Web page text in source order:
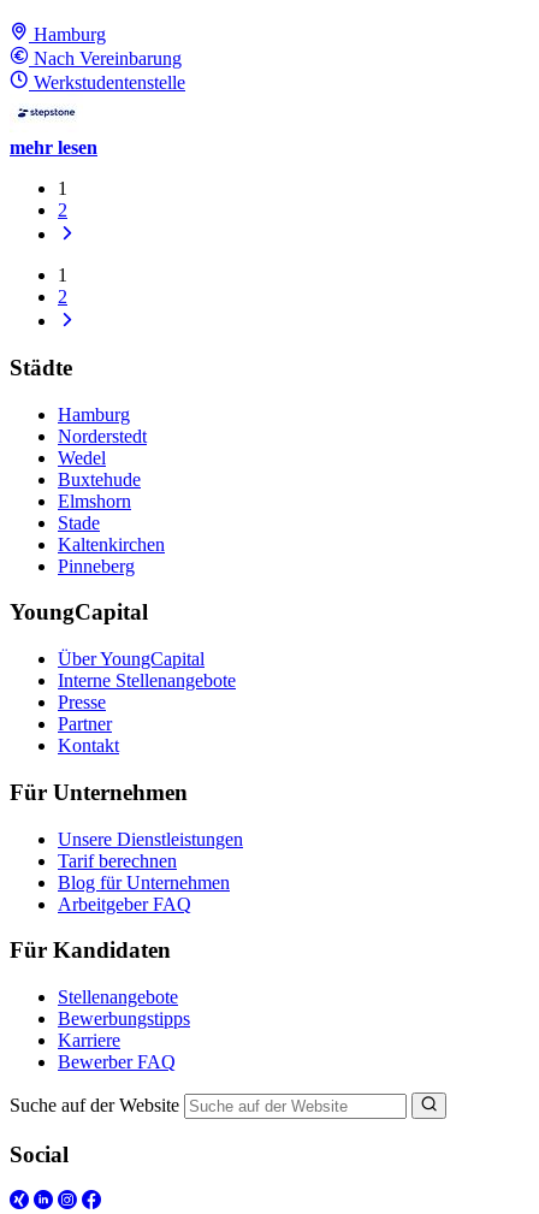
Hamburg
Nach Vereinbarung
Werkstudentenstelle
mehr lesen
1
2
1
2
Städte
Hamburg
Norderstedt
Wedel
Buxtehude
Elmshorn
Stade
Kaltenkirchen
Pinneberg
YoungCapital
Über YoungCapital
Interne Stellenangebote
Presse
Partner
Kontakt
Für Unternehmen
Unsere Dienstleistungen
Tarif berechnen
Blog für Unternehmen
Arbeitgeber FAQ
Für Kandidaten
Stellenangebote
Bewerbungstipps
Karriere
Bewerber FAQ
Suche auf der Website
Social